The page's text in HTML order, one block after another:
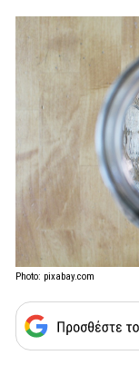
Photo: pixabay.com